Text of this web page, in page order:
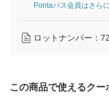
Pontaパス会員はさら
ロットナンバー：
この商品で使えるクー